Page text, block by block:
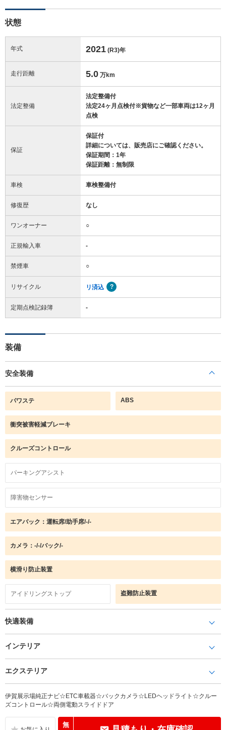
状態
年式 2021 (R3)年
走行距離 5.0 万km
法定整備
法定整備付
法定24ヶ月点検付※貨物など一部車両は12ヶ月
点検
保証
保証付
詳細については、販売店にご確認ください。
保証期間：1年
保証距離：無制限
車検 車検整備付
修復歴 なし
ワンオーナー ○
正規輸入車 -
禁煙車 ○
リサイクル リ済込
定期点検記録簿 -
装備
安全装備
パワステ ABS
衝突被害軽減ブレーキ
クルーズコントロール
パーキングアシスト
障害物センサー
エアバック：運転席/助手席/-/-
カメラ：-/-/バック/-
横滑り防止装置
アイドリングストップ 盗難防止装置
快適装備
インテリア
エクステリア
伊賀展示場純正ナビ☆ETC車載器☆バックカメラ☆LEDヘッドライト☆クルー
ズコントロール☆両側電動スライドドア
無